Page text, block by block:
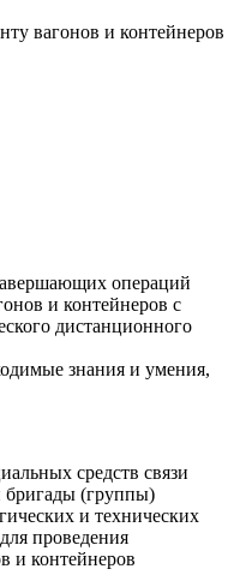
вагонов и контейнеров
операций
и контейнеров с
дистанционного
знания и умения,
средств связи
бригады (группы)
и технических
проведения
и контейнеров